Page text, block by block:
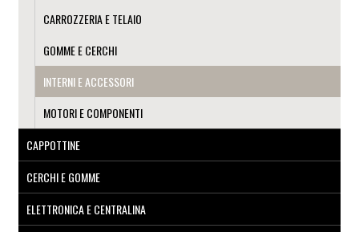
CARROZZERIA E TELAIO
GOMME E CERCHI
INTERNI E ACCESSORI
MOTORI E COMPONENTI
CAPPOTTINE
CERCHI E GOMME
ELETTRONICA E CENTRALINA